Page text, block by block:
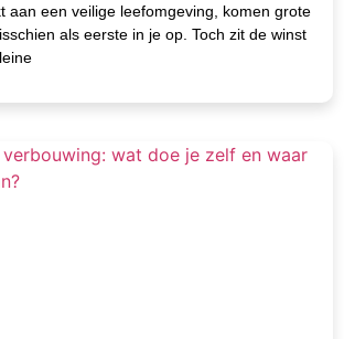
aan een veilige leefomgeving, komen grote
als eerste in je op. Toch zit de winst